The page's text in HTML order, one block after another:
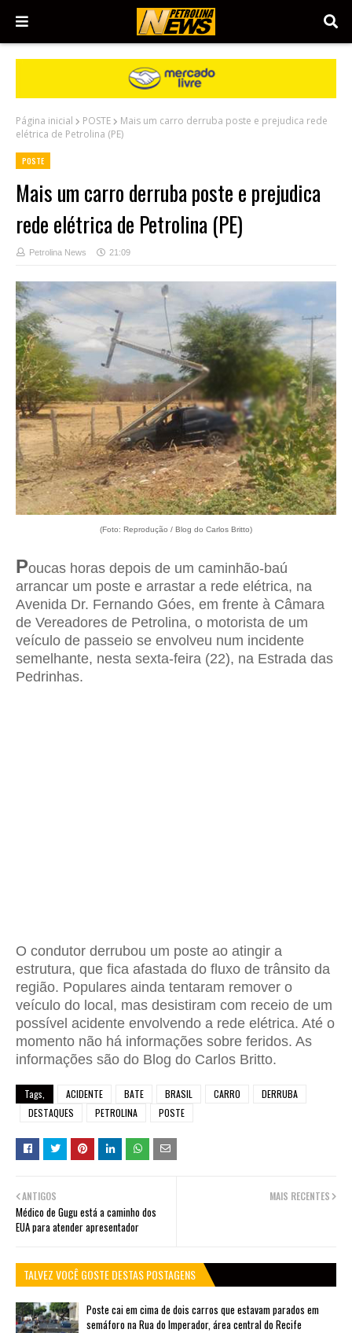
Página inicial POSTE
Mais um carro derruba poste e prejudica rede
elétrica de Petrolina (PE)
POSTE
Mais um carro derruba poste e prejudica
rede elétrica de Petrolina (PE)
Petrolina News 21:09
(Foto: Reprodução / Blog do Carlos Britto)
Poucas horas depois de um caminhão-baú
arrancar um poste e arrastar a rede elétrica, na
Avenida Dr. Fernando Góes, em frente à Câmara
de Vereadores de Petrolina, o motorista de um
veículo de passeio se envolveu num incidente
semelhante, nesta sexta-feira (22), na Estrada das
Pedrinhas.
O condutor derrubou um poste ao atingir a
estrutura, que fica afastada do fluxo de trânsito da
região. Populares ainda tentaram remover o
veículo do local, mas desistiram com receio de um
possível acidente envolvendo a rede elétrica. Até o
momento não há informações sobre feridos. As
informações são do Blog do Carlos Britto.
Tags, ACIDENTE BATE BRASIL CARRO
DERRUBA
DESTAQUES
PETROLINA POSTE
MAIS RECENTES
ANTIGOS
Médico de Gugu está a caminho dos
EUA para atender apresentador
TALVEZ VOCÊ GOSTE DESTAS POSTAGENS
Poste cai em cima de dois carros que estavam parados em
semáforo na Rua do Imperador, área central do Recife